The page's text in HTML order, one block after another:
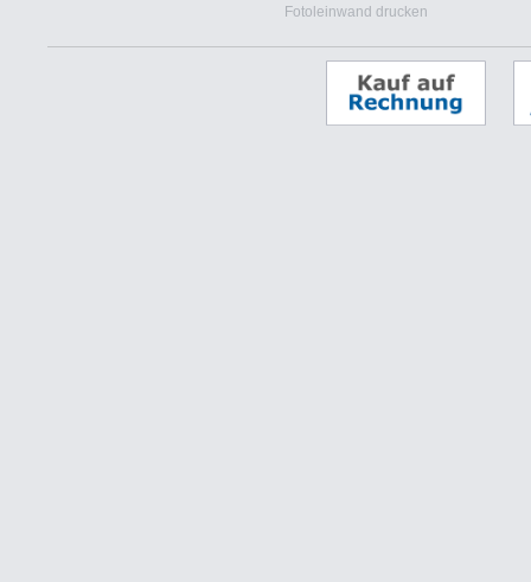
Fotoleinwand drucken